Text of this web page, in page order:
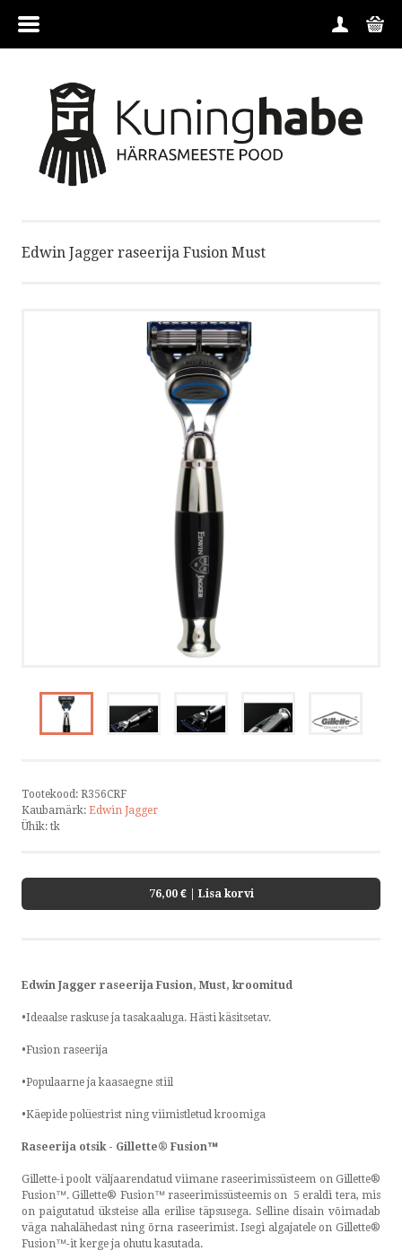
TOOTEGRUPID
KONTAKT
VÕTA ÜHENDUST
Edwin Jagger raseerija Fusion Must
Tootekood: R356CRF
Kaubamärk: Edwin Jagger
Ühik: tk
76,00 € | Lisa korvi
Edwin Jagger raseerija Fusion, Must, kroomitud
•Ideaalse raskuse ja tasakaaluga. Hästi käsitsetav.
•Fusion raseerija
•Populaarne ja kaasaegne stiil
•Käepide polüestrist ning viimistletud kroomiga
Raseerija otsik - Gillette® Fusion™
Gillette-i poolt väljaarendatud viimane raseerimissüsteem on Gillette®
Fusion™. Gillette® Fusion™ raseerimissüsteemis on 5 eraldi tera, mis
on paigutatud üksteise alla erilise täpsusega. Selline disain võimadab
väga nahalähedast ning õrna raseerimist. Isegi algajatele on Gillette®
Fusion™-it kerge ja ohutu kasutada.